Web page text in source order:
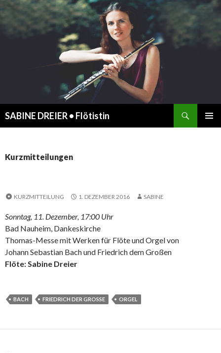
SABINE DREIER • Flötistin
Kurzmitteilungen
KURZMITTEILUNG 1. DEZEMBER 2016 SABINE
Sonntag, 11. Dezember, 17:00 Uhr
Bad Nauheim, Dankeskirche
Thomas-Messe mit Werken für Flöte und Orgel von
Johann Sebastian Bach und Friedrich dem Großen
Flöte: Sabine Dreier
BACH FRIEDRICH DER GROSSE ORGEL